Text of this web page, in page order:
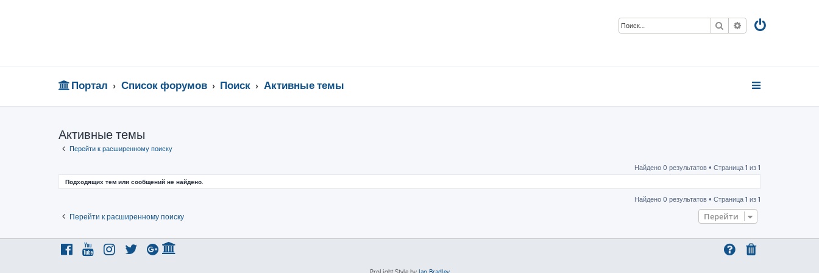
Поиск Расширенный
Портал Список форумов Поиск Активные темы
Активные темы
Перейти к расширенному поиску
Найдено 0 результатов • Страница 1 из 1
Подходящих тем или сообщений не найдено.
Найдено 0 результатов • Страница 1 из 1
Перейти к расширенному поиску Перейти
ProLight Style by Ian Bradley